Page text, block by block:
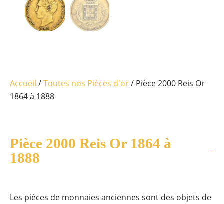
Accueil /Toutes nos Pièces d'or/ Pièce 2000 Reis Or
1864 à 1888
Pièce 2000 Reis Or 1864 à
1888
Les pièces de monnaies anciennes sont des objets de